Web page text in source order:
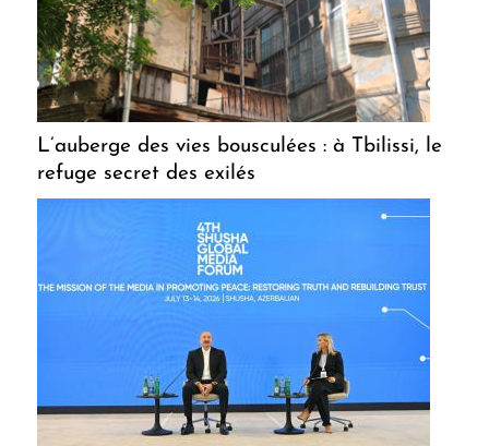
L’auberge des vies bousculées : à Tbilissi, le
refuge secret des exilés